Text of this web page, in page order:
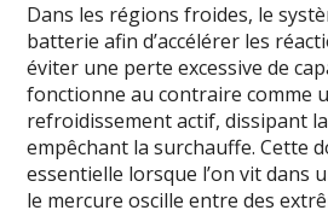
Dans les régions froides, le
batterie afin d’accélérer les
éviter une perte excessive de
fonctionne au contraire comme
refroidissement actif, dissipant
empêchant la surchauffe. Cette
essentielle lorsque l’on vit dans
le mercure oscille entre des